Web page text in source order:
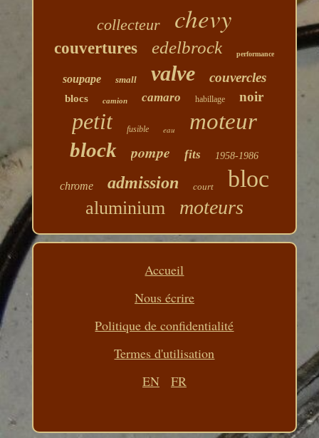
collecteur chevy
couvertures edelbrock performance
soupape small valve couvercles
blocs camion camaro habillage noir
petit fusible eau moteur
block pompe fits 1958-1986
chrome admission court bloc
aluminium moteurs
Accueil
Nous écrire
Politique de confidentialité
Termes d'utilisation
EN
FR